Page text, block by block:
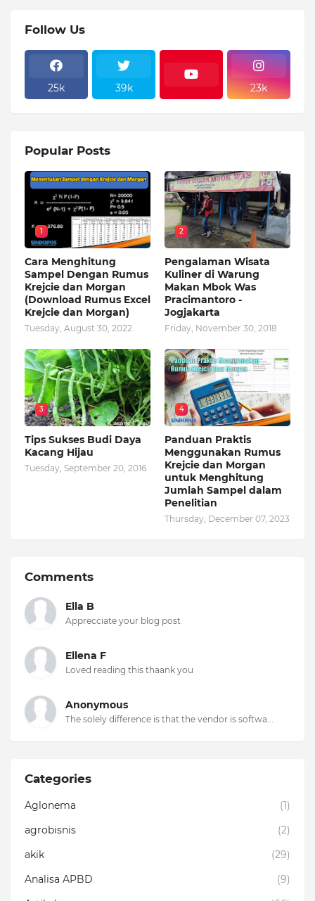
Follow Us
25k 39k 23k
Popular Posts
1
Cara Menghitung
Sampel Dengan Rumus
Krejcie dan Morgan
(Download Rumus Excel
Krejcie dan Morgan)
Tuesday, August 30, 2022
2
Pengalaman Wisata
Kuliner di Warung
Makan Mbok Was
Pracimantoro -
Jogjakarta
Friday, November 30, 2018
3
Tips Sukses Budi Daya
Kacang Hijau
Tuesday, September 20, 2016
4
Panduan Praktis
Menggunakan Rumus
Krejcie dan Morgan
untuk Menghitung
Jumlah Sampel dalam
Penelitian
Thursday, December 07, 2023
Comments
Ella B
Apprecciate your blog post
Ellena F
Loved reading this thaank you
Anonymous
The solely difference is that the vendor is softwa...
Categories
Aglonema
(1)
agrobisnis
(2)
akik
(29)
Analisa APBD
(9)